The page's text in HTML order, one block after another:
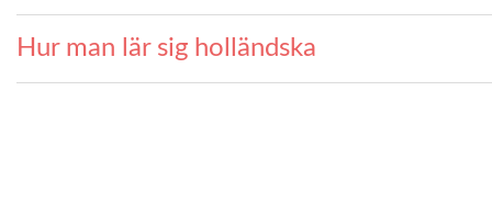
Hur man lär sig holländska